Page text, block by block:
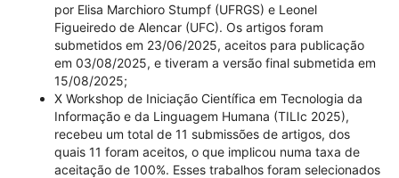
por Elisa Marchioro Stumpf (UFRGS) e Leonel
Figueiredo de Alencar (UFC). Os artigos foram
submetidos em 23/06/2025, aceitos para publicação
em 03/08/2025, e tiveram a versão final submetida em
15/08/2025;
X Workshop de Iniciação Científica em Tecnologia da
Informação e da Linguagem Humana (TILIc 2025),
recebeu um total de 11 submissões de artigos, dos
quais 11 foram aceitos, o que implicou numa taxa de
aceitação de 100%. Esses trabalhos foram selecionados